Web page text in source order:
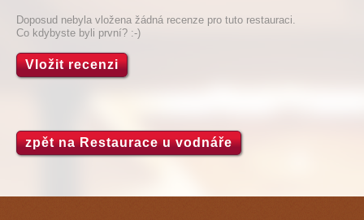
Doposud nebyla vložena žádná recenze pro tuto restauraci.
Co kdybyste byli první? :-)
Vložit recenzi
zpět na Restaurace u vodnáře